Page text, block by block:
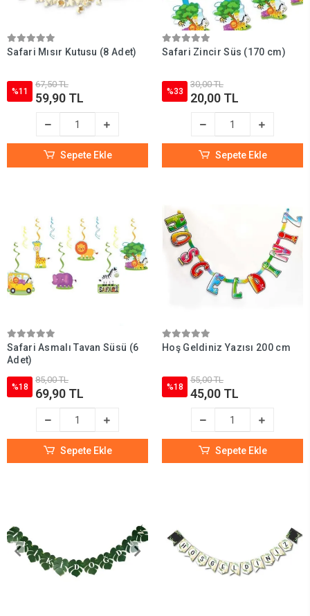
Safari Mısır Kutusu (8 Adet)
%11
67,50 TL
59,90 TL
Sepete Ekle
Safari Zincir Süs (170 cm)
%33
30,00 TL
20,00 TL
Sepete Ekle
Safari Asmalı Tavan Süsü (6
Adet)
%18
85,00 TL
69,90 TL
Sepete Ekle
Hoş Geldiniz Yazısı 200 cm
%18
55,00 TL
45,00 TL
Sepete Ekle